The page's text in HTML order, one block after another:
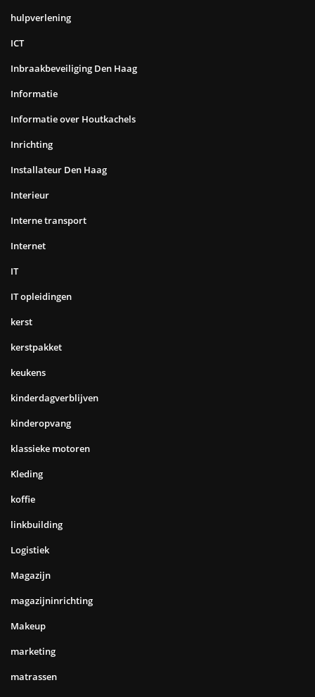
hulpverlening
ICT
Inbraakbeveiliging Den Haag
Informatie
Informatie over Houtkachels
Inrichting
Installateur Den Haag
Interieur
Interne transport
Internet
IT
IT opleidingen
kerst
kerstpakket
keukens
kinderdagverblijven
kinderopvang
klassieke motoren
Kleding
koffie
linkbuilding
Logistiek
Magazijn
magazijninrichting
Makeup
marketing
matrassen